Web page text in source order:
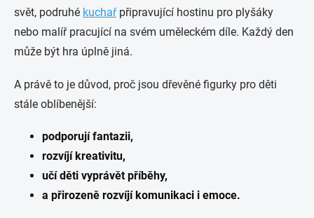
svět, podruhé kuchařpřipravující hostinu pro plyšáky
nebo malíř pracující na svém uměleckém díle. Každý den
může být hra úplně jiná.
A právě to je důvod, proč jsou dřevěné figurky pro děti
stále oblíbenější:
podporují fantazii,
rozvíjí kreativitu,
učí děti vyprávět příběhy,
a přirozeně rozvíjí komunikaci i emoce.